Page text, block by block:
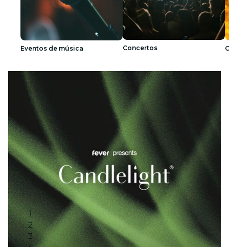
Eventos de música Concertos